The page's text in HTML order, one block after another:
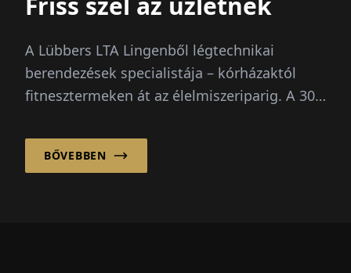
A Lübbers LTA Lingenből légtechnikai
berendezések specialistája – kórházaktól
fitnesztermeken át az élelmiszeriparig. A 30
BŐVEBBEN